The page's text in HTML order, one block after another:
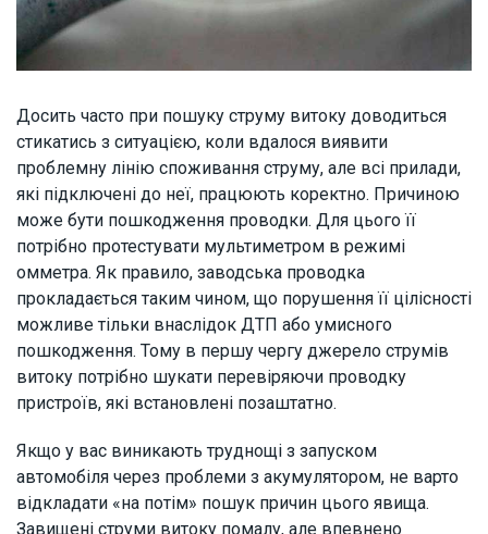
Досить часто при пошуку струму витоку доводиться
стикатись з ситуацією, коли вдалося виявити
проблемну лінію споживання струму, але всі прилади,
які підключені до неї, працюють коректно. Причиною
може бути пошкодження проводки. Для цього її
потрібно протестувати мультиметром в режимі
омметра. Як правило, заводська проводка
прокладається таким чином, що порушення її цілісності
можливе тільки внаслідок ДТП або умисного
пошкодження. Тому в першу чергу джерело струмів
витоку потрібно шукати перевіряючи проводку
пристроїв, які встановлені позаштатно.
Якщо у вас виникають труднощі з запуском
автомобіля через проблеми з акумулятором, не варто
відкладати «на потім» пошук причин цього явища.
Завищені струми витоку помалу, але впевнено